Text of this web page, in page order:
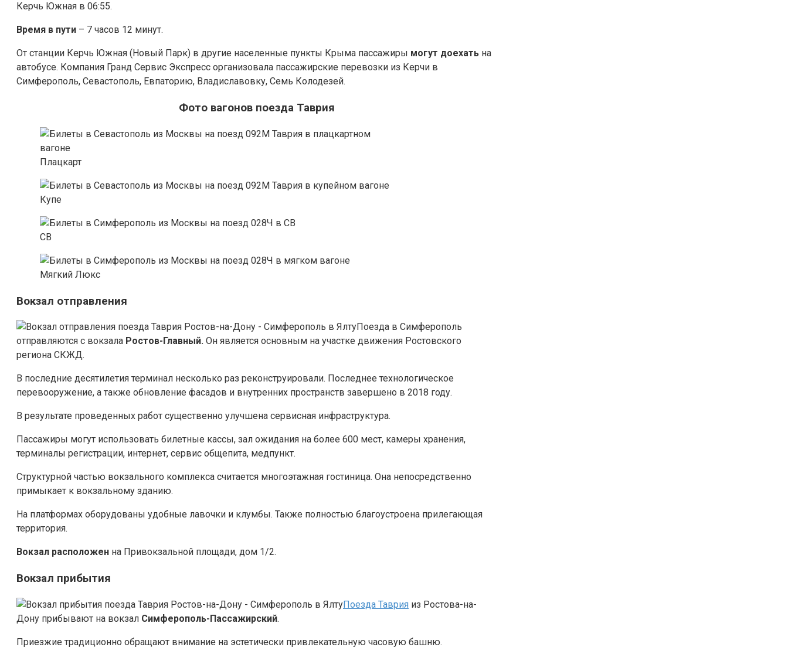
Керчь Южная в 06:55.
Время в пути – 7 часов 12 минут.
От станции Керчь Южная (Новый Парк) в другие населенные пункты Крыма пассажиры могут доехать на
автобусе. Компания Гранд Сервис Экспресс организовала пассажирские перевозки из Керчи в
Симферополь, Севастополь, Евпаторию, Владиславовку, Семь Колодезей.
Фото вагонов поезда Таврия
Плацкарт
Купе
СВ
Мягкий Люкс
Вокзал отправления
Поезда в Симферополь
отправляются с вокзала Ростов-Главный. Он является основным на участке движения Ростовского
региона СКЖД.
В последние десятилетия терминал несколько раз реконструировали. Последнее технологическое
перевооружение, а также обновление фасадов и внутренних пространств завершено в 2018 году.
В результате проведенных работ существенно улучшена сервисная инфраструктура.
Пассажиры могут использовать билетные кассы, зал ожидания на более 600 мест, камеры хранения,
терминалы регистрации, интернет, сервис общепита, медпункт.
Структурной частью вокзального комплекса считается многоэтажная гостиница. Она непосредственно
примыкает к вокзальному зданию.
На платформах оборудованы удобные лавочки и клумбы. Также полностью благоустроена прилегающая
территория.
Вокзал расположен на Привокзальной площади, дом 1/2.
Вокзал прибытия
Поезда Таврия из Ростова-на-
Дону прибывают на вокзал Симферополь-Пассажирский.
Приезжие традиционно обращают внимание на эстетически привлекательную часовую башню.